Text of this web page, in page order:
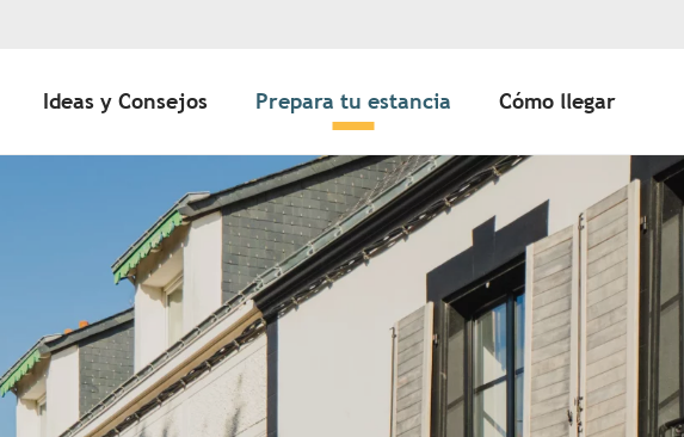
Ideas y Consejos Prepara tu estancia Cómo llegar